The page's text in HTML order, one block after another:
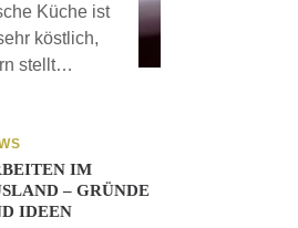
Küche ist
köstlich,
stellt…
IM
– GRÜNDE
IDEEN